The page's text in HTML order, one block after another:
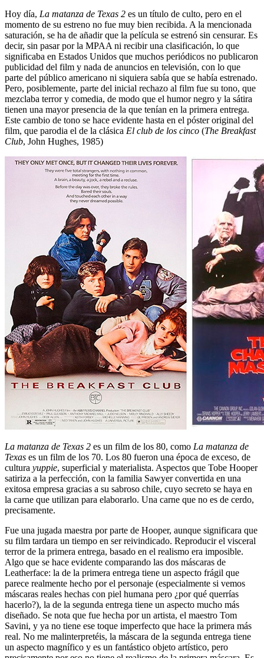
Hoy día, La matanza de Texas 2 es un título de culto, pero en el
momento de su estreno no fue muy bien recibida. A la mencionada
saturación, se ha de añadir que la película se estrenó sin censurar. Es
decir, sin pasar por la MPAA ni recibir una clasificación, lo que
significaba en Estados Unidos que muchos periódicos no publicaron
publicidad del film y nada de anuncios en televisión, con lo que
parte del público americano ni siquiera sabía que se había estrenado.
Pero, posiblemente, parte del inicial rechazo al film fue su tono, que
mezclaba terror y comedia, de modo que el humor negro y la sátira
tienen una mayor presencia de la que tenían en la primera entrega.
Este cambio de tono se hace evidente hasta en el póster original del
film, que parodia el de la clásica El club de los cinco (The Breakfast
Club, John Hughes, 1985)
La matanza de Texas 2 es un film de los 80, como La matanza de
Texas es un film de los 70. Los 80 fueron una época de exceso, de
cultura yuppie, superficial y materialista. Aspectos que Tobe Hooper
satiriza a la perfección, con la familia Sawyer convertida en una
exitosa empresa gracias a su sabroso chile, cuyo secreto se haya en
la carne que utilizan para elaborarlo. Una carne que no es de cerdo,
precisamente.
Fue una jugada maestra por parte de Hooper, aunque significara que
su film tardara un tiempo en ser reivindicado. Reproducir el visceral
terror de la primera entrega, basado en el realismo era imposible.
Algo que se hace evidente comparando las dos máscaras de
Leatherface: la de la primera entrega tiene un aspecto frágil que
parece realmente hecho por el personaje (especialmente si vemos
máscaras reales hechas con piel humana pero ¿por qué querrías
hacerlo?), la de la segunda entrega tiene un aspecto mucho más
diseñado. Se nota que fue hecha por un artista, el maestro Tom
Savini, y ya no tiene ese toque imperfecto que hace la primera más
real. No me malinterpretéis, la máscara de la segunda entrega tiene
un aspecto magnífico y es un fantástico objeto artístico, pero